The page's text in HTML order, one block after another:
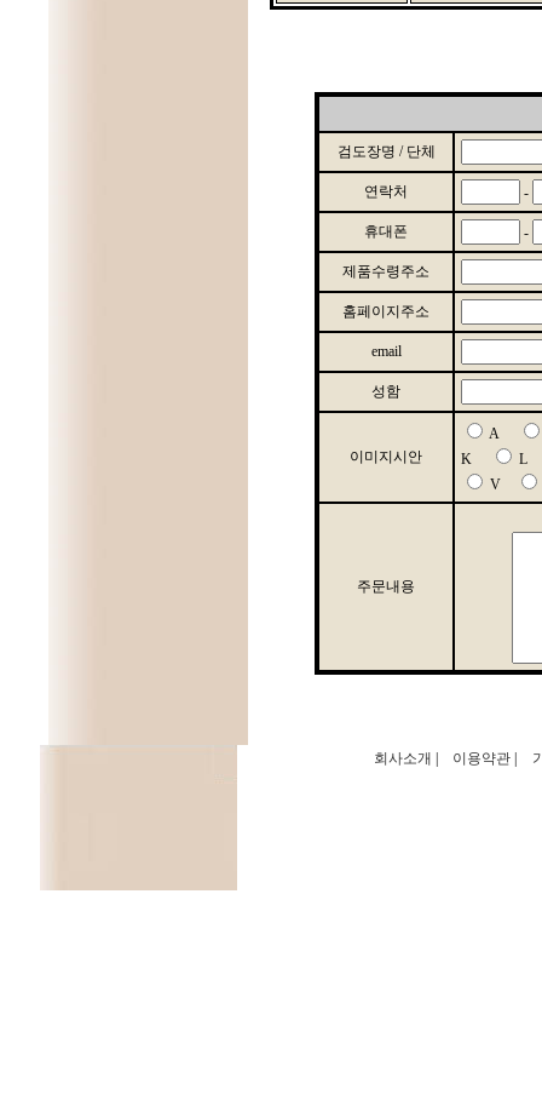
검도장명 / 단체
연락처 -
휴대폰 -
제품수령주소
홈페이지주소
email
성함
이미지시안
A
K
V
주문내용
회사소개 이용약관